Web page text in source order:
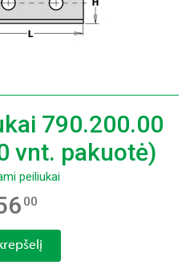
790.200.00
vnt. pakuotė)
peiliukai
00
krepšelį